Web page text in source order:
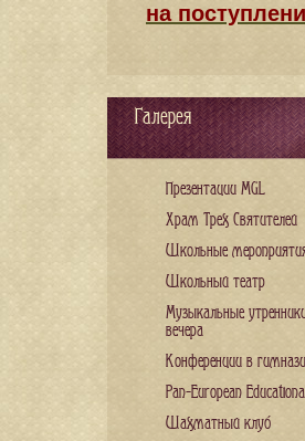
на
Галерея
Презентации MGL
Храм Трех Святителей
Школьные
Школьный театр
Музыкальные
вечера
Конференции в
Pan-European
Шахматный клуб